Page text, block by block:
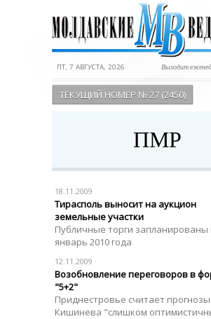
ПТ, 7 АВГУСТА, 2026 Выходит
ТЕКУЩИЙ НОМЕР № 27 (2450)
ПМР
18.11.2009
Тирасполь выносит на аукцион
земельные участки
Публичные торги запланированы
январь 2010 года
12.11.2009
Возобновление переговоров в
"5+2"
Приднестровье считает прогнозы
Кишинева "слишком